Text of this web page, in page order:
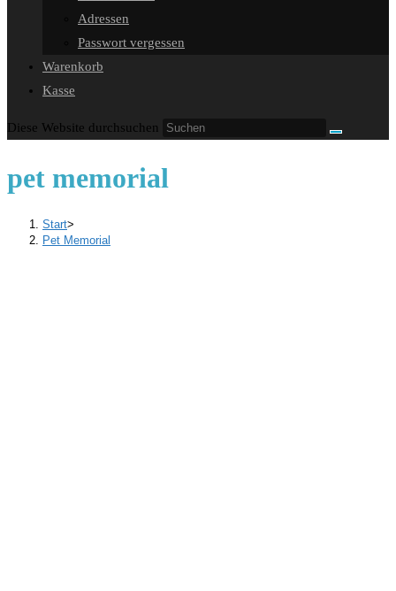
Adressen
Passwort vergessen
Warenkorb
Kasse
Diese Website durchsuchen
pet memorial
Start>
Pet Memorial